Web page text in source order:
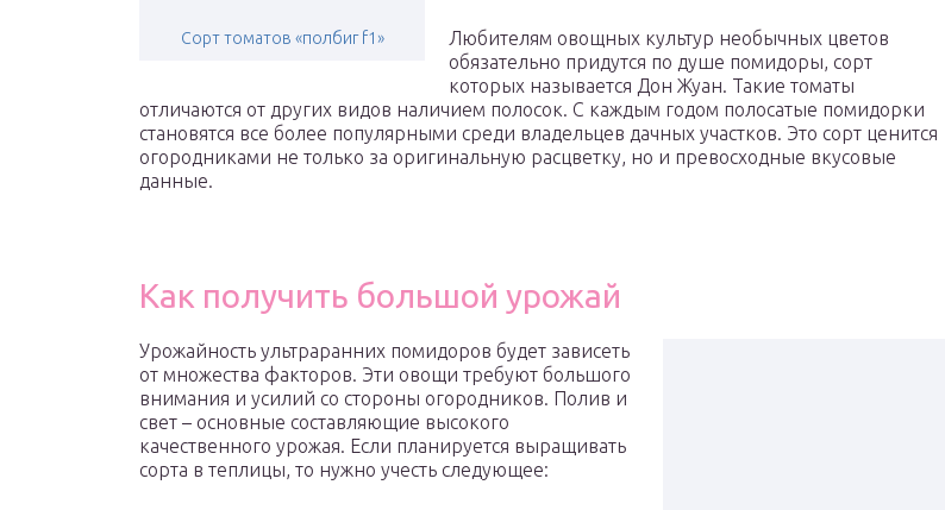
Сорт томатов «полбиг f1»
Любителям овощных культур необычных цветов
обязательно придутся по душе помидоры, сорт
которых называется Дон Жуан. Такие томаты
отличаются от других видов наличием полосок. С каждым годом полосатые помидорки
становятся все более популярными среди владельцев дачных участков. Это сорт ценится
огородниками не только за оригинальную расцветку, но и превосходные вкусовые
данные.
Как получить большой урожай
Урожайность ультраранних помидоров будет зависеть
от множества факторов. Эти овощи требуют большого
внимания и усилий со стороны огородников. Полив и
свет – основные составляющие высокого
качественного урожая. Если планируется выращивать
сорта в теплицы, то нужно учесть следующее: